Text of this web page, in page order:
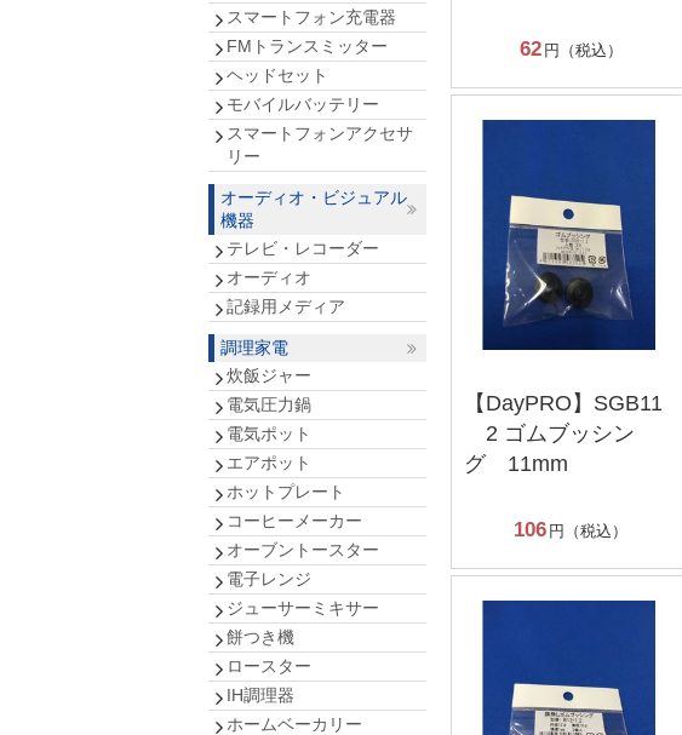
62 円（税込）
【DayPRO】SGB11
2 ゴムブッシン
グ 11mm
106 円（税込）
スマートフォン充電器
FMトランスミッター
ヘッドセット
モバイルバッテリー
スマートフォンアクセサ
リー
オーディオ・ビジュアル
機器
テレビ・レコーダー
オーディオ
記録用メディア
調理家電
炊飯ジャー
電気圧力鍋
電気ポット
エアポット
ホットプレート
コーヒーメーカー
オーブントースター
電子レンジ
ジューサーミキサー
餅つき機
ロースター
IH調理器
ホームベーカリー